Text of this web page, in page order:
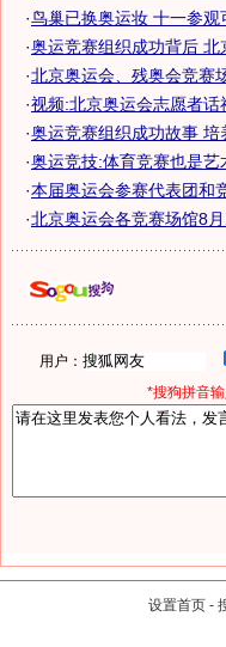
·鸟巢已换奥运妆 十一参观
·奥运竞赛组织成功背后 北
·北京奥运会、残奥会竞赛
·视频:北京奥运会志愿者话
·奥运竞赛组织成功故事 培
·奥运竞技:体育竞赛也是艺
·本届奥运会参赛代表团和
·北京奥运会各竞赛场馆8月
用户：
*搜狗拼音
设置首页 -